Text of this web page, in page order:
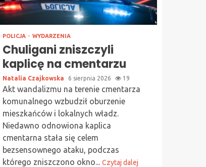
POLICJA WYDARZENIA
Chuligani zniszczyli
kaplicę na cmentarzu
Natalia Czajkowska 6 sierpnia 2026 19
Akt wandalizmu na terenie cmentarza
komunalnego wzbudził oburzenie
mieszkańców i lokalnych władz.
Niedawno odnowiona kaplica
cmentarna stała się celem
bezsensownego ataku, podczas
którego zniszczono okno... Czytaj dalej